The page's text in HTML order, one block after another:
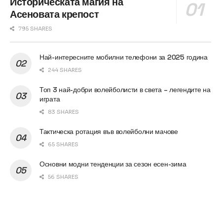
Асеновата крепост
795 SHARES
Най-интересните мобилни телефони за 2025 година
244 SHARES
Топ 3 най-добри волейболисти в света – легендите на
играта
83 SHARES
Тактическа ротация във волейболни мачове
65 SHARES
Основни модни тенденции за сезон есен-зима
56 SHARES